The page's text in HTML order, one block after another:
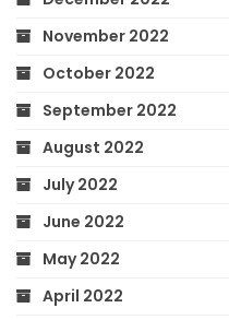
November 2022
October 2022
September 2022
August 2022
July 2022
June 2022
May 2022
April 2022